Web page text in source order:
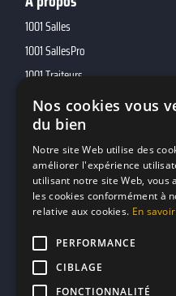
1001 Salles
1001 SallesPro
1001 Traiteurs
1001 DJ
10h01
MP2
Contacts
marketing@reserverunbar.fr
11 rue Maurice Grandcoing
94200 Ivry-sur-Seine
Nos cookies vous
du bien
Notre site Web utilise des
améliorer l'expérience
utilisant notre site Web, vous
les cookies conformément à
relative aux cookies. En
PERFORMANCE
CIBLAGE
FONCTIONNALITÉ